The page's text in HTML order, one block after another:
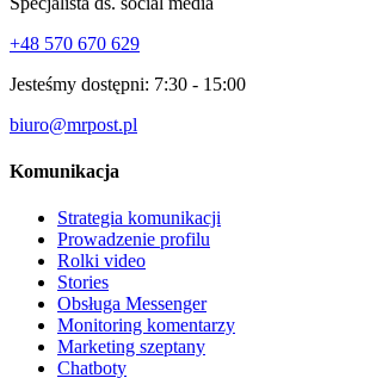
+48 570 670 629
Jesteśmy dostępni: 7:30 - 15:00
biuro@mrpost.pl
Komunikacja
Strategia komunikacji
Prowadzenie profilu
Rolki video
Stories
Obsługa Messenger
Monitoring komentarzy
Marketing szeptany
Chatboty